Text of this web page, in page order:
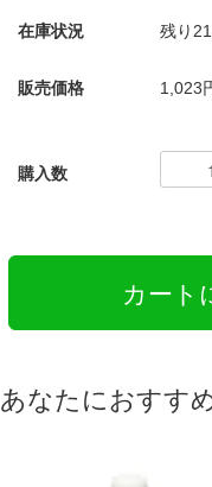
在庫状況 残り
販売価格 1,023
購入数
あなたにおすす